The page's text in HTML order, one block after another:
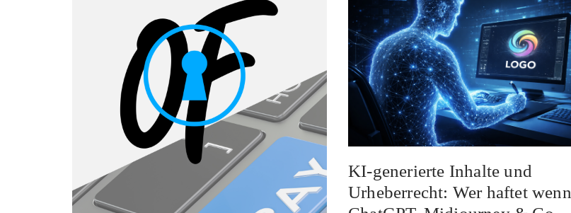
KI-generierte Inhalte und
Urheberrecht: Wer haftet wenn